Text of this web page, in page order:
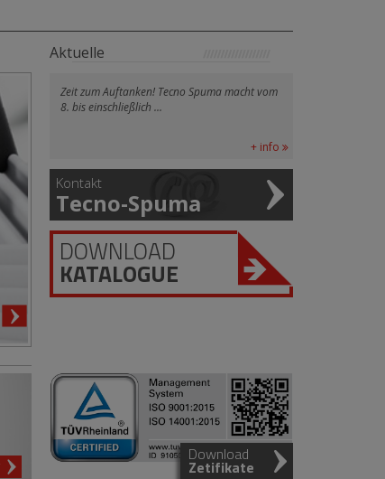
Aktuelle
Zeit zum Auftanken! Tecno Spuma macht vom
8. bis einschließlich ...
+ info
Kontakt
Tecno-Spuma
DOWNLOAD
KATALOGUE
Download
Zetifikate